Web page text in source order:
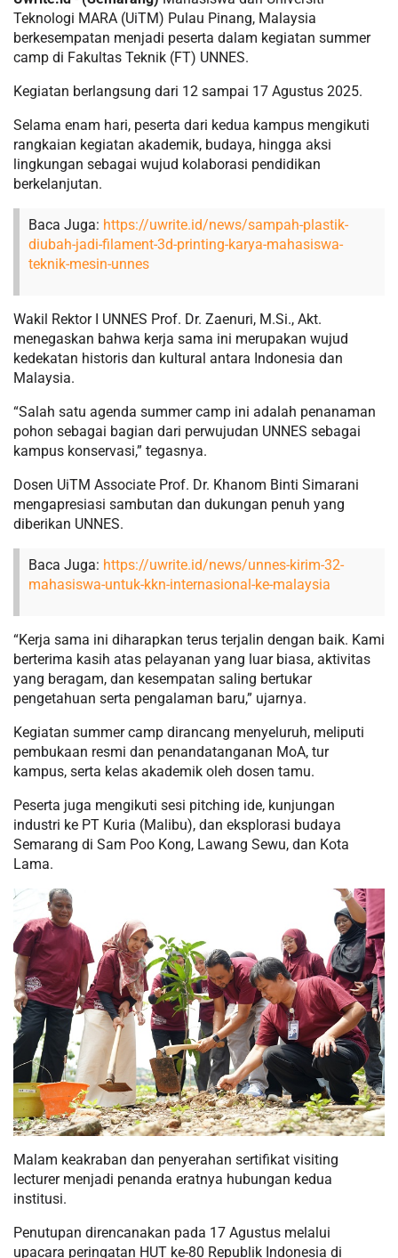
Teknologi MARA (UiTM) Pulau Pinang, Malaysia
berkesempatan menjadi peserta dalam kegiatan summer
camp di Fakultas Teknik (FT) UNNES.
Kegiatan berlangsung dari 12 sampai 17 Agustus 2025.
Selama enam hari, peserta dari kedua kampus mengikuti
rangkaian kegiatan akademik, budaya, hingga aksi
lingkungan sebagai wujud kolaborasi pendidikan
berkelanjutan.
Baca Juga: https://uwrite.id/news/sampah-plastik-
diubah-jadi-filament-3d-printing-karya-mahasiswa-
teknik-mesin-unnes
Wakil Rektor I UNNES Prof. Dr. Zaenuri, M.Si., Akt.
menegaskan bahwa kerja sama ini merupakan wujud
kedekatan historis dan kultural antara Indonesia dan
Malaysia.
“Salah satu agenda summer camp ini adalah penanaman
pohon sebagai bagian dari perwujudan UNNES sebagai
kampus konservasi,” tegasnya.
Dosen UiTM Associate Prof. Dr. Khanom Binti Simarani
mengapresiasi sambutan dan dukungan penuh yang
diberikan UNNES.
Baca Juga: https://uwrite.id/news/unnes-kirim-32-
mahasiswa-untuk-kkn-internasional-ke-malaysia
“Kerja sama ini diharapkan terus terjalin dengan baik. Kami
berterima kasih atas pelayanan yang luar biasa, aktivitas
yang beragam, dan kesempatan saling bertukar
pengetahuan serta pengalaman baru,” ujarnya.
Kegiatan summer camp dirancang menyeluruh, meliputi
pembukaan resmi dan penandatanganan MoA, tur
kampus, serta kelas akademik oleh dosen tamu.
Peserta juga mengikuti sesi pitching ide, kunjungan
industri ke PT Kuria (Malibu), dan eksplorasi budaya
Semarang di Sam Poo Kong, Lawang Sewu, dan Kota
Lama.
Malam keakraban dan penyerahan sertifikat visiting
lecturer menjadi penanda eratnya hubungan kedua
institusi.
Penutupan direncanakan pada 17 Agustus melalui
upacara peringatan HUT ke-80 Republik Indonesia di